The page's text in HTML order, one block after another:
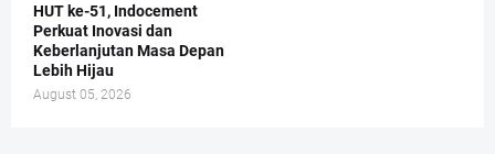
HUT ke-51, Indocement
Perkuat Inovasi dan
Keberlanjutan Masa Depan
Lebih Hijau
August 05, 2026